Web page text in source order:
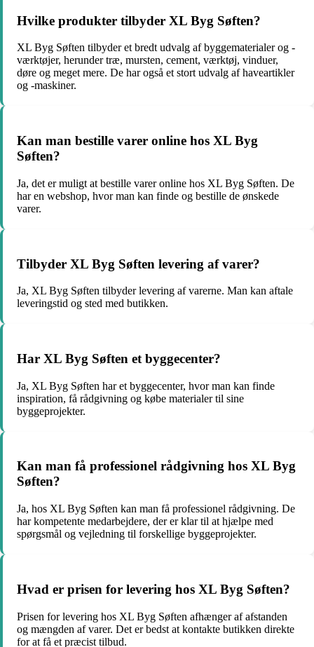
Hvilke produkter tilbyder XL Byg Søften?
XL Byg Søften tilbyder et bredt udvalg af byggematerialer og -
værktøjer, herunder træ, mursten, cement, værktøj, vinduer,
døre og meget mere. De har også et stort udvalg af haveartikler
og -maskiner.
Kan man bestille varer online hos XL Byg
Søften?
Ja, det er muligt at bestille varer online hos XL Byg Søften. De
har en webshop, hvor man kan finde og bestille de ønskede
varer.
Tilbyder XL Byg Søften levering af varer?
Ja, XL Byg Søften tilbyder levering af varerne. Man kan aftale
leveringstid og sted med butikken.
Har XL Byg Søften et byggecenter?
Ja, XL Byg Søften har et byggecenter, hvor man kan finde
inspiration, få rådgivning og købe materialer til sine
byggeprojekter.
Kan man få professionel rådgivning hos XL Byg
Søften?
Ja, hos XL Byg Søften kan man få professionel rådgivning. De
har kompetente medarbejdere, der er klar til at hjælpe med
spørgsmål og vejledning til forskellige byggeprojekter.
Hvad er prisen for levering hos XL Byg Søften?
Prisen for levering hos XL Byg Søften afhænger af afstanden
og mængden af varer. Det er bedst at kontakte butikken direkte
for at få et præcist tilbud.